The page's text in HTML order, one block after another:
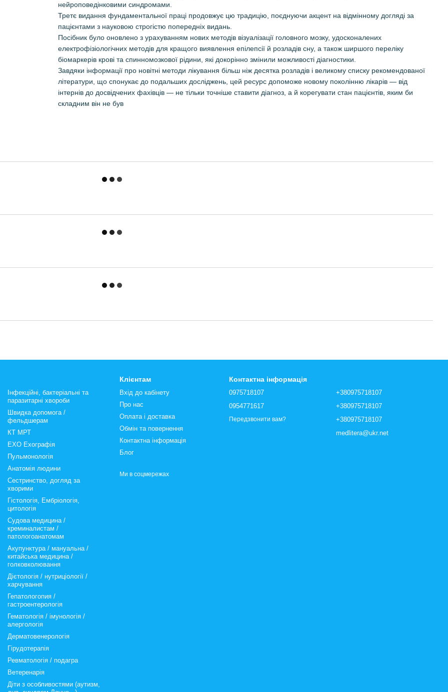
нейроповедінковими синдромами.
Третє видання фундаментальної праці продовжує цю традицію, поєднуючи акцент на відмінному догляді за
пацієнтами з науковою строгістю попередніх видань.
Посібник було оновлено з урахуванням нових методів візуалізації головного мозку, удосконалених
електрофізіологічних методів для кращого виявлення епілепсії й розладів сну, а також ширшого переліку
біомаркерів крові та спинномозкової рідини, які докорінно змінили можливості діагностики.
Завдяки інформації про новітні методи лікування більш ніж десятка розладів і великому списку рекомендованої
літератури, що спонукає до подальших досліджень, цей ресурс допоможе новому поколінню лікарів — від
інтернів до досвідчених фахівців — не тільки точніше ставити діагноз, а й корегувати стан пацієнтів, яким би
складним він не був
Інфекційні, бактеріальні та
паразитарні хвороби
Швидка допомога /
фельдшерам
КТ МРТ
ЕХО Ехографія
Пульмонологія
Анатомія людини
Сестринство, догляд за
хворими
Гістологія, Ембріологія,
цитологія
Судова медицина /
креминалистам /
патологоанатомам
Акупунктура / мануальна /
китайська медицина /
голковколювання
Дієтологія / нутриціології /
харчування
Гепатологопия /
гастроентерологія
Гематологія / імунологія /
алергологія
Дерматовенерологія
Гірудотерапія
Ревматологія / подагра
Ветеренарія
Діти з особливостями (аутизм,
Клієнтам
Вхід до кабінету
Про нас
Оплата і доставка
Обмін та повернення
Контактна інформація
Блог
Ми в соцмережах
Контактна інформація
0975718107
0954771617
Передзвонити вам?
+380975718107
+380975718107
+380975718107
medlitera@ukr.net